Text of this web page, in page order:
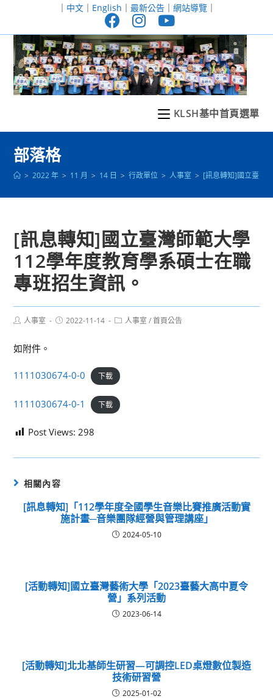
至
｜ 中文｜ English ｜ 最新公告｜ 網站導覽｜
KLSH基中首頁選單
部落格
> 2022 年 > 11 月 > 14 日 > 行政單位 > 人事室 > [訊息轉知]國立臺灣
[訊息轉知]國立臺灣師範大學
112學年度教育學系碩士在職
專班招生資訊。
Post人事室
Post2022-11-14
Post人事室 / 首頁公告
如附件。
1111030674-0-0 下載
1111030674-0-1 下載
Post Views: 298
相關內容
[訊息轉知]「112學年度全國學生音樂比賽推廣活動實
施計畫─音樂團隊經營與管理講座」
2024-05-10
[活動轉知]國立臺灣藝術大學「2023臺藝大高中夏令
營」系列活動
2023-06-14
[活動轉知]北北基師生研習—可調控LED桌燈數位製造
技術研習營
2025-01-02